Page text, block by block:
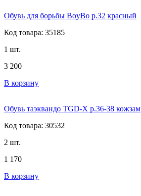
Обувь для борьбы BoyBo р.32 красный
Код товара: 35185
1 шт.
3 200
В корзину
Обувь таэквандо TGD-X р.36-38 кожзам
Код товара: 30532
2 шт.
1 170
В корзину